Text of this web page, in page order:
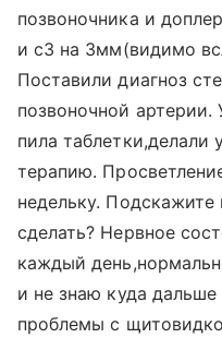
позвоночника и
и с3 на 3мм(видимо
Поставили диагноз
позвоночной
пила
терапию.
недельку.
сделать? Нервное
каждый
и не знаю куда
проблемы с